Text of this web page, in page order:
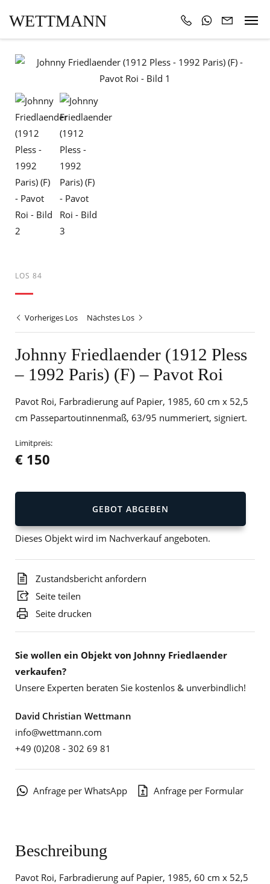
WETTMANN
LOS 84
Vorheriges Los Nächstes Los
Johnny Friedlaender (1912 Pless
– 1992 Paris) (F) – Pavot Roi
Pavot Roi, Farbradierung auf Papier, 1985, 60 cm x 52,5
cm Passepartoutinnenmaß, 63/95 nummeriert, signiert.
Limitpreis:
€ 150
GEBOT ABGEBEN
Dieses Objekt wird im Nachverkauf angeboten.
Zustandsbericht anfordern
Seite teilen
Seite drucken
Sie wollen ein Objekt von Johnny Friedlaender
verkaufen?
Unsere Experten beraten Sie kostenlos & unverbindlich!
David Christian Wettmann
info@wettmann.com
+49 (0)208 - 302 69 81
Anfrage per WhatsApp Anfrage per Formular
Beschreibung
Pavot Roi, Farbradierung auf Papier, 1985, 60 cm x 52,5